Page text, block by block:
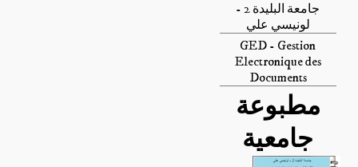
جامعة البليدة 2 -
لونيسي علي
GED - Gestion
Electronique des
Documents
مطبوعة
جامعية